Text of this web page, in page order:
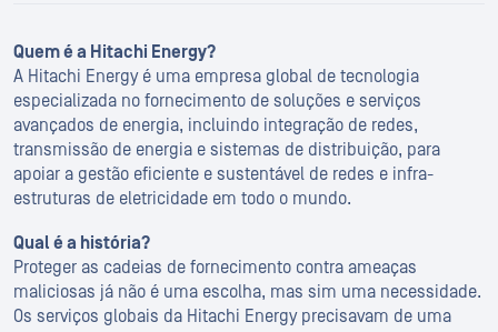
Quem é a Hitachi Energy?
A Hitachi Energy é uma empresa global de tecnologia
especializada no fornecimento de soluções e serviços
avançados de energia, incluindo integração de redes,
transmissão de energia e sistemas de distribuição, para
apoiar a gestão eficiente e sustentável de redes e infra-
estruturas de eletricidade em todo o mundo.
Qual é a história?
Proteger as cadeias de fornecimento contra ameaças
maliciosas já não é uma escolha, mas sim uma necessidade.
Os serviços globais da Hitachi Energy precisavam de uma